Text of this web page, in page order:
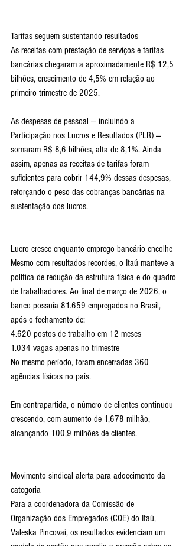
Tarifas seguem sustentando resultados
As receitas com prestação de serviços e tarifas
bancárias chegaram a aproximadamente R$ 12,5
bilhões, crescimento de 4,5% em relação ao
primeiro trimestre de 2025.
As despesas de pessoal — incluindo a
Participação nos Lucros e Resultados (PLR) —
somaram R$ 8,6 bilhões, alta de 8,1%. Ainda
assim, apenas as receitas de tarifas foram
suficientes para cobrir 144,9% dessas despesas,
reforçando o peso das cobranças bancárias na
sustentação dos lucros.
Lucro cresce enquanto emprego bancário encolhe
Mesmo com resultados recordes, o Itaú manteve a
política de redução da estrutura física e do quadro
de trabalhadores. Ao final de março de 2026, o
banco possuía 81.659 empregados no Brasil,
após o fechamento de:
4.620 postos de trabalho em 12 meses
1.034 vagas apenas no trimestre
No mesmo período, foram encerradas 360
agências físicas no país.
Em contrapartida, o número de clientes continuou
crescendo, com aumento de 1,678 milhão,
alcançando 100,9 milhões de clientes.
Movimento sindical alerta para adoecimento da
categoria
Para a coordenadora da Comissão de
Organização dos Empregados (COE) do Itaú,
Valeska Pincovai, os resultados evidenciam um